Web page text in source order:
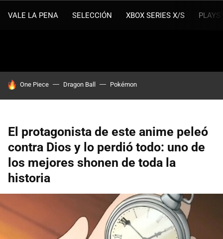
VALE LA PENA SELECCIÓN XBOX SERIES X/S
HOY SE HABLA DE
One Piece Dragon Ball Pokémon
El protagonista de este anime peleó
contra Dios y lo perdió todo: uno de
los mejores shonen de toda la
historia